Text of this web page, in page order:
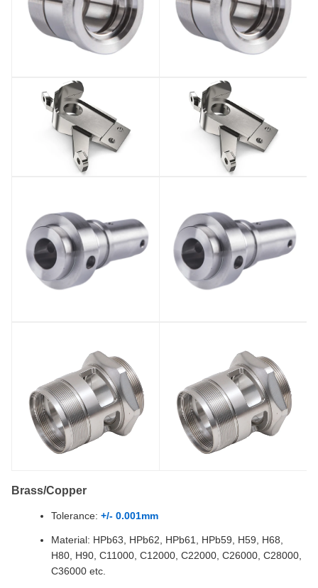
Brass/Copper
Tolerance: +/- 0.001mm
Material: HPb63, HPb62, HPb61, HPb59, H59, H68,
H80, H90, C11000, C12000, C22000, C26000, C28000,
C36000 etc.